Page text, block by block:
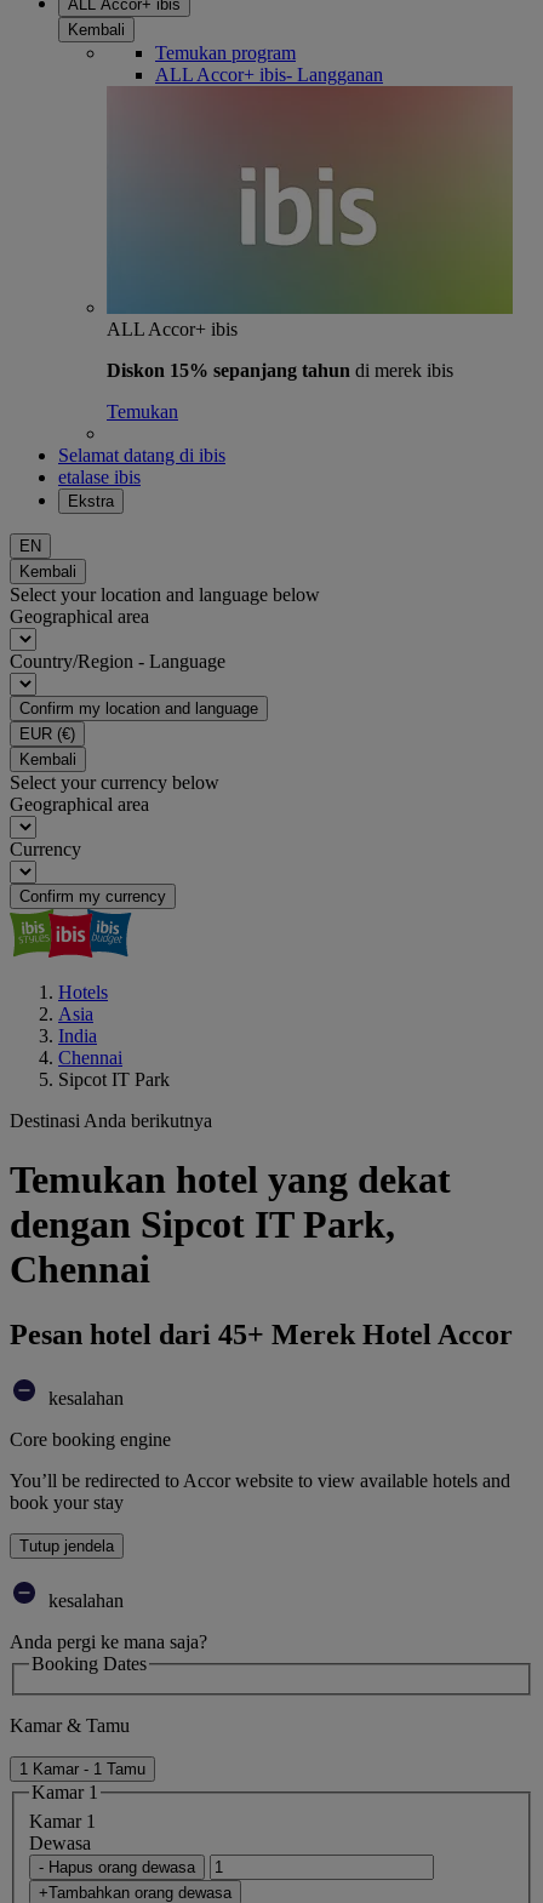
ALL Accor+ ibis
Kembali
Temukan program
ALL Accor+ ibis- Langganan
ALL Accor+ ibis
Diskon 15% sepanjang tahun di merek ibis
Temukan
Selamat datang di ibis
etalase ibis
Ekstra
EN
Kembali
Select your location and language below
Geographical area
Country/Region - Language
Confirm my location and language
EUR (€)
Kembali
Select your currency below
Geographical area
Currency
Confirm my currency
Hotels
Asia
India
Chennai
Sipcot IT Park
Destinasi Anda berikutnya
Temukan hotel yang dekat
dengan Sipcot IT Park,
Chennai
Pesan hotel dari 45+ Merek Hotel Accor
kesalahan
Core booking engine
You’ll be redirected to Accor website to view available hotels and
book your stay
Tutup jendela
kesalahan
Anda pergi ke mana saja?
Booking Dates
Kamar & Tamu
1 Kamar - 1 Tamu
Kamar 1
Kamar 1
Dewasa
- Hapus orang dewasa
+Tambahkan orang dewasa